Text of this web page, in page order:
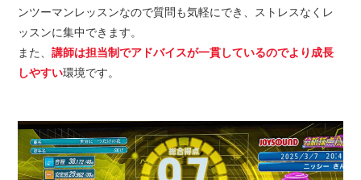
ンツーマンレッスンなので質問も気軽にでき、ストレスなくレ
ッスンに集中できます。
また、講師は担当制でアドバイスが一貫しているのでより成長
しやすい環境です。